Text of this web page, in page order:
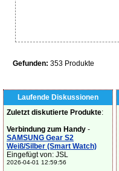
Gefunden: 353 Produkte
Laufende Diskussionen
Zuletzt diskutierte Produkte:
Verbindung zum Handy -
SAMSUNG Gear S2
Weiß/Silber (Smart Watch)
Eingefügt von: JSL
2026-04-01 12:59:56